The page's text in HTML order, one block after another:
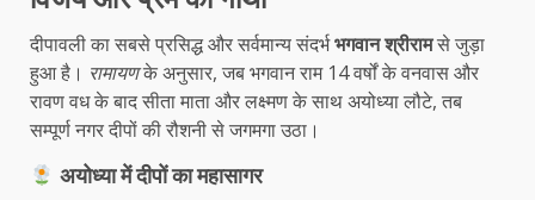
दीपावली का सबसे प्रसिद्ध और सर्वमान्य संदर्भभगवान श्रीरामसे जुड़ा
हुआ है। रामायणके अनुसार, जब भगवान राम 14 वर्षों के वनवास और
रावण वध के बाद सीता माता और लक्ष्मण के साथ अयोध्या लौटे, तब
सम्पूर्ण नगर दीपों की रौशनी से जगमगा उठा।
अयोध्या में दीपों का महासागर